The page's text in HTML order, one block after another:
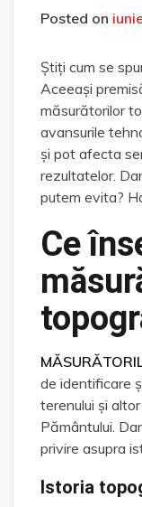
Posted on
Știți cum se
Aceeași
măsurătorilor
avansurile
și pot afecta
rezultatelor.
putem evita?
Ce
de identificare
terenului și
Pământului.
privire asupra
Istoria